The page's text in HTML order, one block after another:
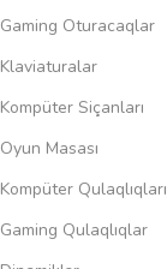
Gaming Oturacaqlar
Klaviaturalar
Kompüter Siçanları
Oyun Masası
Kompüter Qulaqlıqları
Gaming Qulaqlıqlar